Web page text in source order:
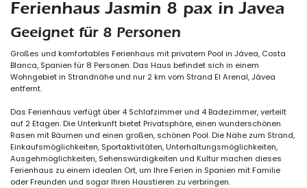
Ferienhaus Jasmin 8 pax in Javea
Geeignet für 8 Personen
Großes und komfortables Ferienhaus mit privatem Pool in Jávea, Costa
Blanca, Spanien für 8 Personen. Das Haus befindet sich in einem
Wohngebiet in Strandnähe und nur 2 km vom Strand El Arenal, Jávea
entfernt.
Das Ferienhaus verfügt über 4 Schlafzimmer und 4 Badezimmer, verteilt
auf 2 Etagen. Die Unterkunft bietet Privatsphäre, einen wunderschönen
Rasen mit Bäumen und einen großen, schönen Pool. Die Nähe zum Strand,
Einkaufsmöglichkeiten, Sportaktivitäten, Unterhaltungsmöglichkeiten,
Ausgehmöglichkeiten, Sehenswürdigkeiten und Kultur machen dieses
Ferienhaus zu einem idealen Ort, um Ihre Ferien in Spanien mit Familie
oder Freunden und sogar Ihren Haustieren zu verbringen.